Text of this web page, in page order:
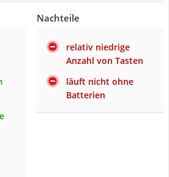
Nachteile
relativ niedrige
Anzahl von Tasten
läuft nicht ohne
Batterien